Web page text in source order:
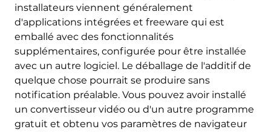
installateurs viennent généralement
d'applications intégrées et freeware qui est
emballé avec des fonctionnalités
supplémentaires, configurée pour être installée
avec un autre logiciel. Le déballage de l'additif de
quelque chose pourrait se produire sans
notification préalable. Vous pouvez avoir installé
un convertisseur vidéo ou d'un autre programme
gratuit et obtenu vos paramètres de navigateur